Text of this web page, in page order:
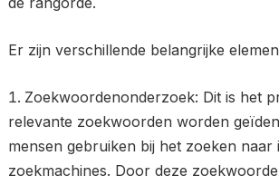
Er zijn verschillende belangrijke
Zoekwoordenonderzoek: Dit is het
relevante zoekwoorden worden
mensen gebruiken bij het zoeken naar
zoekmachines. Door deze